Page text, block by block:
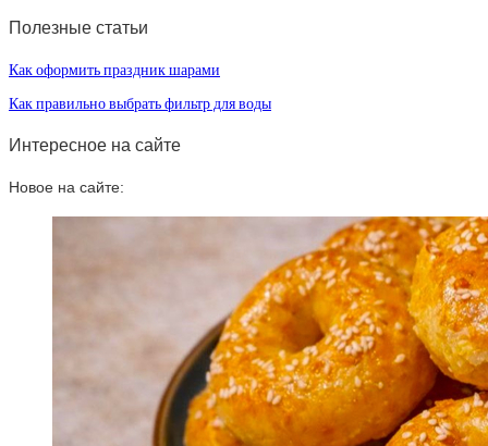
Полезные статьи
Как оформить праздник шарами
Как правильно выбрать фильтр для воды
Интересное на сайте
Новое на сайте: